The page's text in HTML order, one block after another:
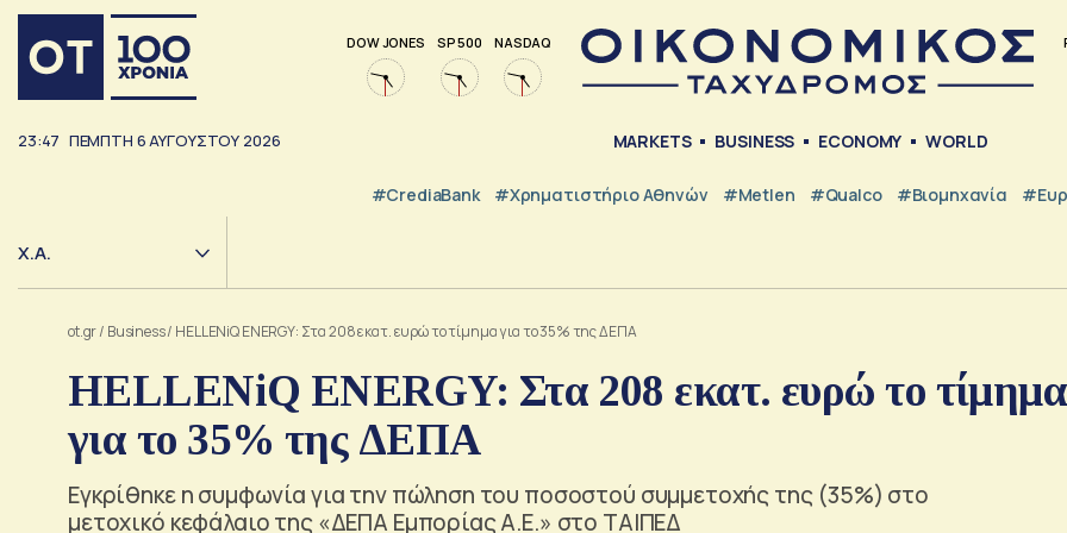
DOW JONES SP 500 NASDAQ
23:47 ΠΈΜΠΤΗ 6ΑΥΓΟΎΣΤΟΥ 2026 MARKETS BUSINESS ECONOMY WORLD
#CrediaBank #Χρηματιστήριο Αθηνών #metlen #Qualco #Βιομηχανία
Χ.Α.
ot.gr/ Business/ HELLENiQ ENERGY: Στα 208 εκατ. ευρώ το τίμημα για το 35% της ΔΕΠΑ
HELLENiQ ENERGY: Στα 208 εκατ. ευρώ το τίμημα
για το 35% της ΔΕΠΑ
Εγκρίθηκε η συμφωνία για την πώληση του ποσοστού συμμετοχής της (35%) στο
μετοχικό κεφάλαιο της «ΔΕΠΑ Εμπορίας Α.Ε.» στο ΤΑΙΠΕΔ